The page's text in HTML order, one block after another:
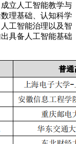
立人工智能教学与
理基础、认知科学
工智能治理以及智
具备人工智能基础